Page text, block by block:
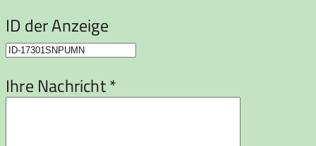
ID der Anzeige
Ihre Nachricht *